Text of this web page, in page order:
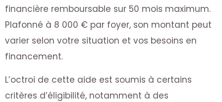
financière remboursable sur 50 mois maximum.
Plafonné à 8 000 € par foyer, son montant peut
varier selon votre situation et vos besoins en
financement.
L’octroi de cette aide est soumis à certains
critères d’éligibilité, notamment à des